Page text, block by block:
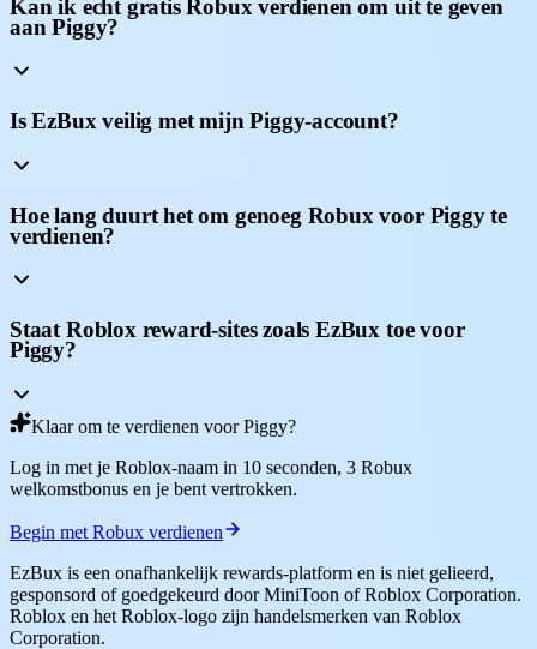
Kan ik echt gratis Robux verdienen om uit te geven
aan Piggy?
Is EzBux veilig met mijn Piggy-account?
Hoe lang duurt het om genoeg Robux voor Piggy te
verdienen?
Staat Roblox reward-sites zoals EzBux toe voor
Piggy?
Klaar om te verdienen voor Piggy?
Log in met je Roblox-naam in 10 seconden, 3 Robux
welkomstbonus en je bent vertrokken.
Begin met Robux verdienen
EzBux is een onafhankelijk rewards-platform en is niet gelieerd,
gesponsord of goedgekeurd door MiniToon of Roblox Corporation.
Roblox en het Roblox-logo zijn handelsmerken van Roblox
Corporation.